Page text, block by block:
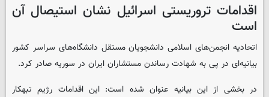
اقدامات تروریستی اسرائیل نشان استیصال آن
است
اتحادیه انجمن‌های اسلامی دانشجویان مستقل دانشگاه‌های سراسر کشور
بیانیه‌ای در پی به شهادت رساندن مستشاران ایران در سوریه صادر کرد.
در بخشی از این بیانیه عنوان شده است: این اقدامات رژیم تبهکار